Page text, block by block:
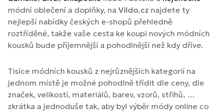
módní oblečení a doplňky, na Vildo.cz najdete ty
nejlepší nabídky českých e-shopů přehledně
roztříděné, takže vaše cesta ke koupi nových módních
kousků bude příjemnější a pohodlnější než kdy dříve.
Tisíce módních kousků z nejrůznějších kategorií na
jednom místě je možné pohodlně třídit dle ceny, dle
značek, velikostí, materiálů, barev, vzorů, střihů, …
zkrátka a jednoduše tak, aby byl výběr módy online co